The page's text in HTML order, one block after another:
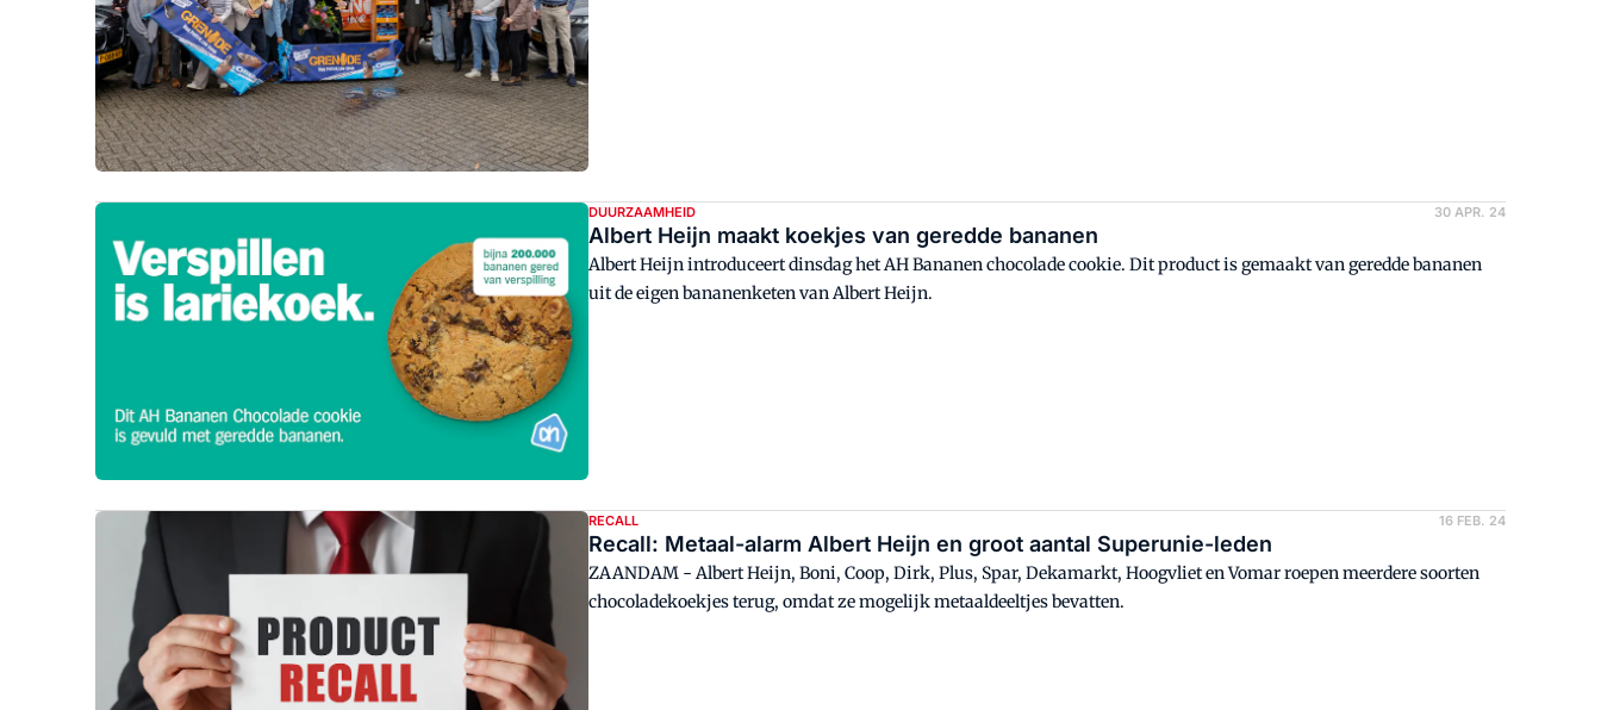
DUURZAAMHEID 30 APR. 24
Albert Heijn maakt koekjes van geredde bananen
Albert Heijn introduceert dinsdag het AH Bananen chocolade cookie. Dit product is gemaakt van geredde bananen
uit de eigen bananenketen van Albert Heijn.
RECALL 16 FEB. 24
Recall: Metaal-alarm Albert Heijn en groot aantal Superunie-leden
ZAANDAM - Albert Heijn, Boni, Coop, Dirk, Plus, Spar, Dekamarkt, Hoogvliet en Vomar roepen meerdere soorten
chocoladekoekjes terug, omdat ze mogelijk metaaldeeltjes bevatten.